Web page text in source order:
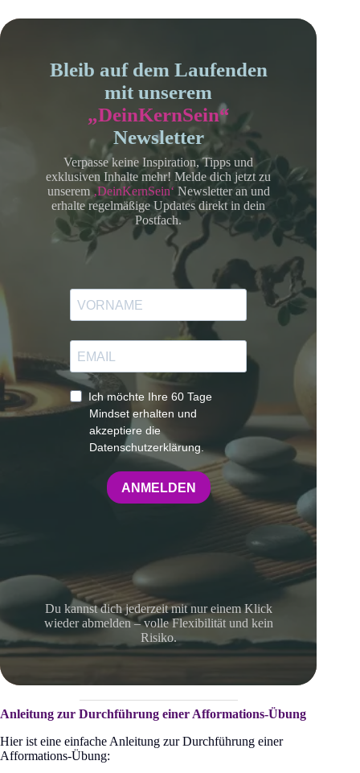
Bleib auf dem Laufenden
mit unserem
„DeinKernSein“
Newsletter
Verpasse keine Inspiration, Tipps und
exklusiven Inhalte mehr! Melde dich jetzt zu
unserem ‚DeinKernSein‘ Newsletter an und
erhalte regelmäßige Updates direkt in dein
Postfach.
Ich möchte Ihre 60 Tage
Mindset erhalten und
akzeptiere die
Datenschutzerklärung.
ANMELDEN
Du kannst dich jederzeit mit nur einem Klick
wieder abmelden – volle Flexibilität und kein
Risiko.
Anleitung zur Durchführung einer Afformations-Übung
Hier ist eine einfache Anleitung zur Durchführung einer
Afformations-Übung: